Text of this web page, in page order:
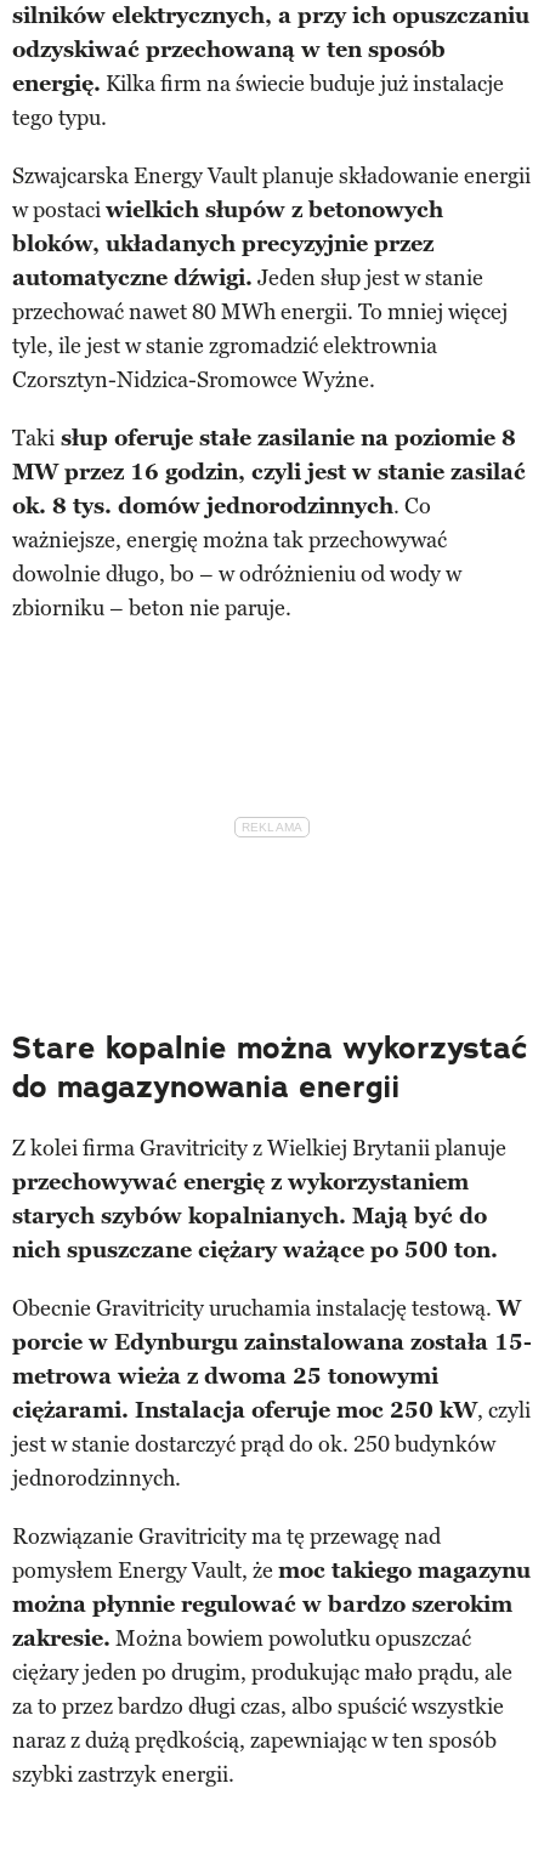
silników elektrycznych, a przy ich opuszczaniu
odzyskiwać przechowaną w ten sposób
energię. Kilka firm na świecie buduje już instalacje
tego typu.
Szwajcarska Energy Vault planuje składowanie energii
w postaciwielkich słupów z betonowych
bloków, układanych precyzyjnie przez
automatyczne dźwigi. Jeden słup jest w stanie
przechować nawet 80 MWh energii. To mniej więcej
tyle, ile jest w stanie zgromadzić elektrownia
Czorsztyn-Nidzica-Sromowce Wyżne.
Taki słup oferuje stałe zasilanie na poziomie 8
MW przez 16 godzin, czyli jest w stanie zasilać
ok. 8 tys. domów jednorodzinnych. Co
ważniejsze, energię można tak przechowywać
dowolnie długo, bo – w odróżnieniu od wody w
zbiorniku – beton nie paruje.
Stare kopalnie można wykorzystać
do magazynowania energii
Z kolei firma Gravitricity z Wielkiej Brytanii planuje
przechowywać energię z wykorzystaniem
starych szybów kopalnianych. Mają być do
nich spuszczane ciężary ważące po 500 ton.
Obecnie Gravitricity uruchamia instalację testową.W
porcie w Edynburgu zainstalowana została 15-
metrowa wieża z dwoma 25 tonowymi
ciężarami. Instalacja oferuje moc 250 kW, czyli
jest w stanie dostarczyć prąd do ok. 250 budynków
jednorodzinnych.
Rozwiązanie Gravitricity ma tę przewagę nad
pomysłem Energy Vault, że moc takiego magazynu
można płynnie regulować w bardzo szerokim
zakresie. Można bowiem powolutku opuszczać
ciężary jeden po drugim, produkując mało prądu, ale
za to przez bardzo długi czas, albo spuścić wszystkie
naraz z dużą prędkością, zapewniając w ten sposób
szybki zastrzyk energii.